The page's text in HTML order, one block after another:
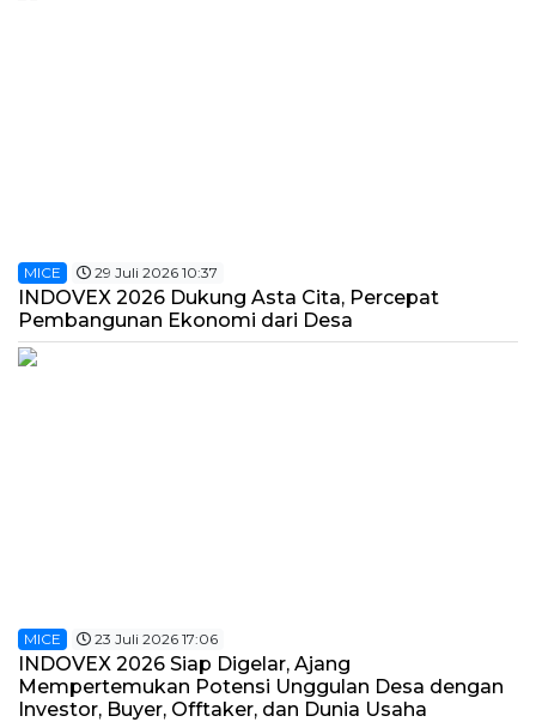
MICE 29 Juli 2026 10:37
INDOVEX 2026 Dukung Asta Cita, Percepat
Pembangunan Ekonomi dari Desa
MICE 23 Juli 2026 17:06
INDOVEX 2026 Siap Digelar, Ajang
Mempertemukan Potensi Unggulan Desa dengan
Investor, Buyer, Offtaker, dan Dunia Usaha